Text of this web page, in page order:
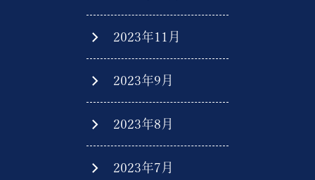
2023年11月
2023年9月
2023年8月
2023年7月